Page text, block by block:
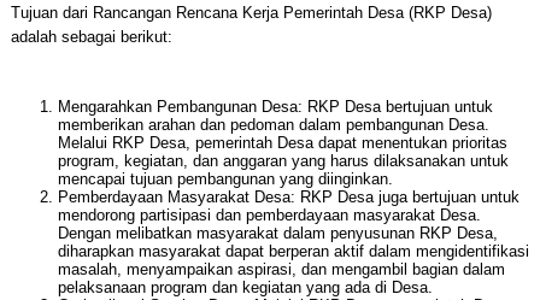
Tujuan dari Rancangan Rencana Kerja Pemerintah Desa (RKP Desa)
adalah sebagai berikut:
Mengarahkan Pembangunan Desa: RKP Desa bertujuan untuk
memberikan arahan dan pedoman dalam pembangunan Desa.
Melalui RKP Desa, pemerintah Desa dapat menentukan prioritas
program, kegiatan, dan anggaran yang harus dilaksanakan untuk
mencapai tujuan pembangunan yang diinginkan.
Pemberdayaan Masyarakat Desa: RKP Desa juga bertujuan untuk
mendorong partisipasi dan pemberdayaan masyarakat Desa.
Dengan melibatkan masyarakat dalam penyusunan RKP Desa,
diharapkan masyarakat dapat berperan aktif dalam mengidentifikasi
masalah, menyampaikan aspirasi, dan mengambil bagian dalam
pelaksanaan program dan kegiatan yang ada di Desa.